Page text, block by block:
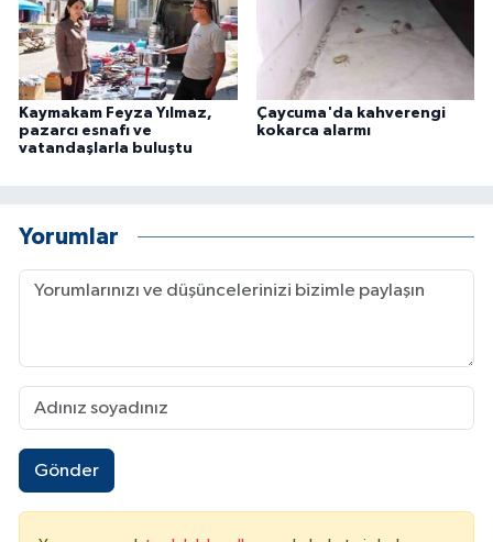
Kaymakam Feyza Yılmaz,
pazarcı esnafı ve
vatandaşlarla buluştu
Çaycuma'da kahverengi
kokarca alarmı
Yorumlar
Gönder